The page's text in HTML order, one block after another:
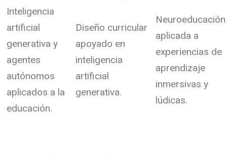
Inteligencia
artificial
generativa y
agentes
autónomos
aplicados a la
educación.
Diseño curricular
apoyado en
inteligencia
artificial
generativa.
Neuroeducación
aplicada a
experiencias de
aprendizaje
inmersivas y
lúdicas.